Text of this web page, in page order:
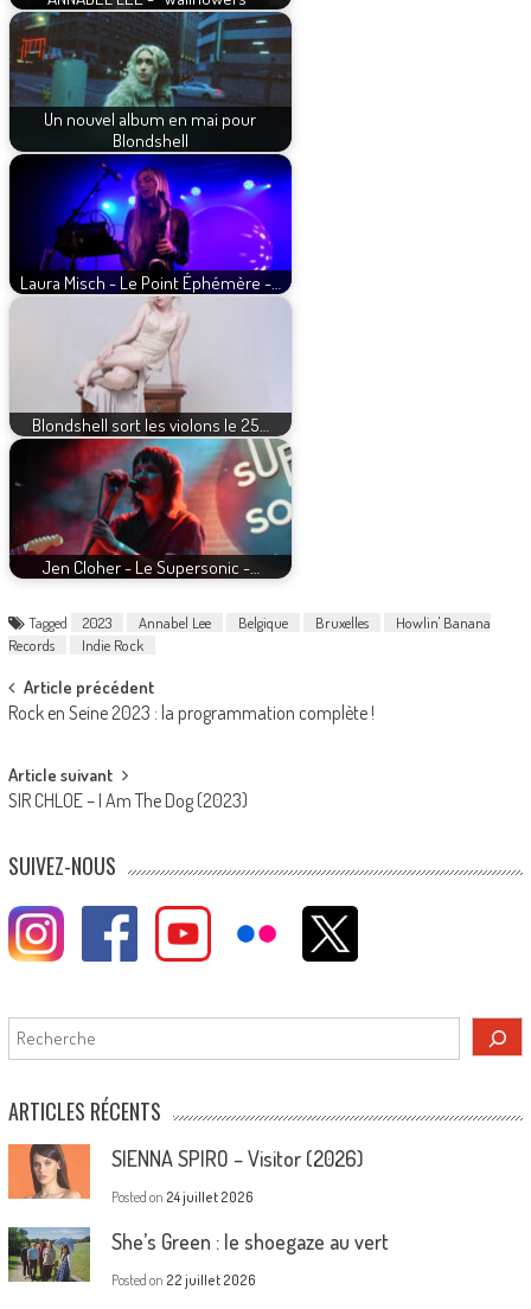
Un nouvel album en mai pour
Blondshell
Laura Misch - Le Point Éphémère -…
Blondshell sort les violons le 25…
Jen Cloher - Le Supersonic -…
Tagged 2023 Annabel Lee Belgique Bruxelles
Howlin' Banana
Records
Indie Rock
Post
navigation
Article précédent
Rock en Seine 2023 : la programmation complète !
Article suivant
SIR CHLOE – I Am The Dog (2023)
SUIVEZ-NOUS
Rechercher
ARTICLES RÉCENTS
SIENNA SPIRO – Visitor (2026)
Posted on 24 juillet 2026
She’s Green : le shoegaze au vert
Posted on 22 juillet 2026